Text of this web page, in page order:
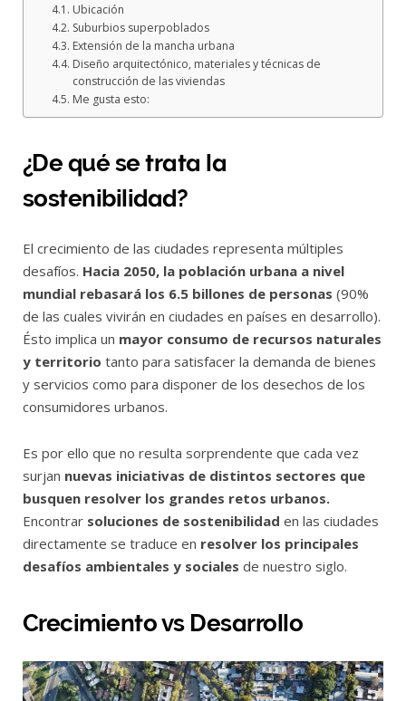
Ubicación
Suburbios superpoblados
Extensión de la mancha urbana
Diseño arquitectónico, materiales y técnicas de
construcción de las viviendas
Me gusta esto:
¿De qué se trata la
sostenibilidad?
El crecimiento de las ciudades representa múltiples
desafíos. Hacia 2050, la población urbana a nivel
mundial rebasará los 6.5 billones de personas (90%
de las cuales vivirán en ciudades en países en desarrollo).
Ésto implica un mayor consumo de recursos naturales
y territorio tanto para satisfacer la demanda de bienes
y servicios como para disponer de los desechos de los
consumidores urbanos.
Es por ello que no resulta sorprendente que cada vez
surjan nuevas iniciativas de distintos sectores que
busquen resolver los grandes retos urbanos.
Encontrar soluciones de sostenibilidad en las ciudades
directamente se traduce en resolver los principales
desafíos ambientales y sociales de nuestro siglo.
Crecimiento vs Desarrollo